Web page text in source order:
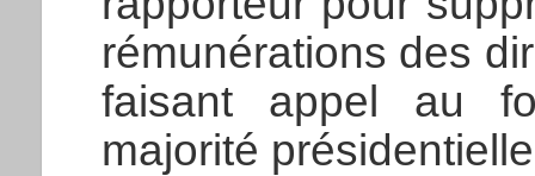
rémunérations des
faisant appel au
majorité